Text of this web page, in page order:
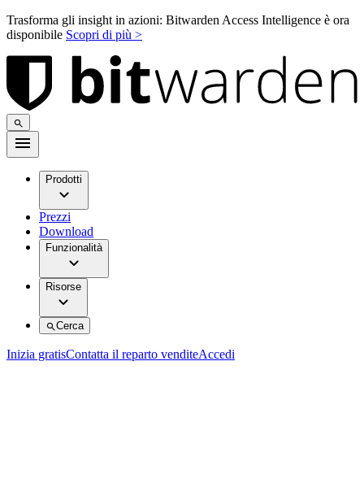
Trasforma gli insight in azioni: Bitwarden Access Intelligence è ora
disponibile Scopri di più >
Prodotti
Prezzi
Download
Funzionalità
Risorse
Cerca
Inizia gratisContatta il reparto venditeAccedi